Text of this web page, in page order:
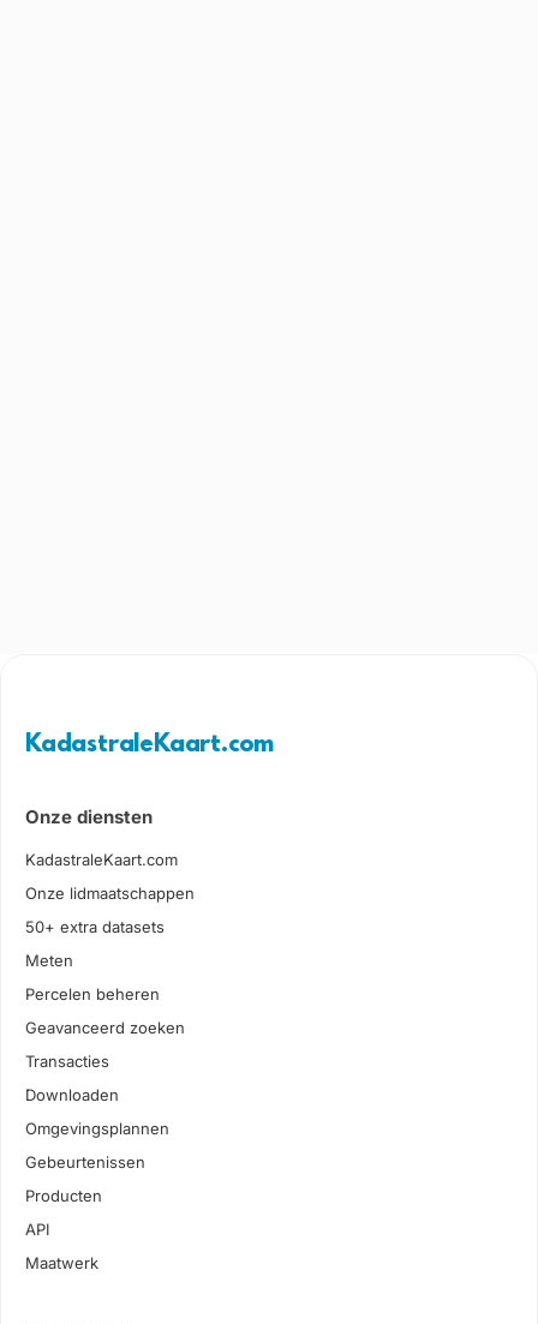
KadastraleKaart.com
Onze diensten
KadastraleKaart.com
Onze lidmaatschappen
50+ extra datasets
Meten
Percelen beheren
Geavanceerd zoeken
Transacties
Downloaden
Omgevingsplannen
Gebeurtenissen
Producten
API
Maatwerk